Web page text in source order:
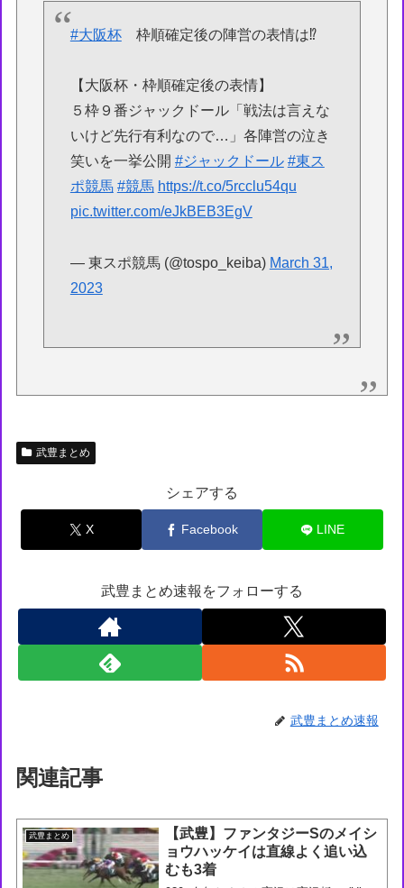
#大阪杯枠順確定後の陣営の表情は⁉️
【大阪杯・枠順確定後の表情】
５枠９番ジャックドール「戦法は言えな
いけど先行有利なので…」各陣営の泣き
笑いを一挙公開 #ジャックドール #東ス
ポ競馬 #競馬 https://t.co/5rcclu54qu
pic.twitter.com/eJkBEB3EgV
— 東スポ競馬 (@tospo_keiba) March 31,
2023
武豊まとめ
シェアする
X Facebook LINE
武豊まとめ速報をフォローする
武豊まとめ速報
関連記事
武豊まとめ
【武豊】ファンタジーSのメイシ
ョウハッケイは直線よく追い込
むも3着